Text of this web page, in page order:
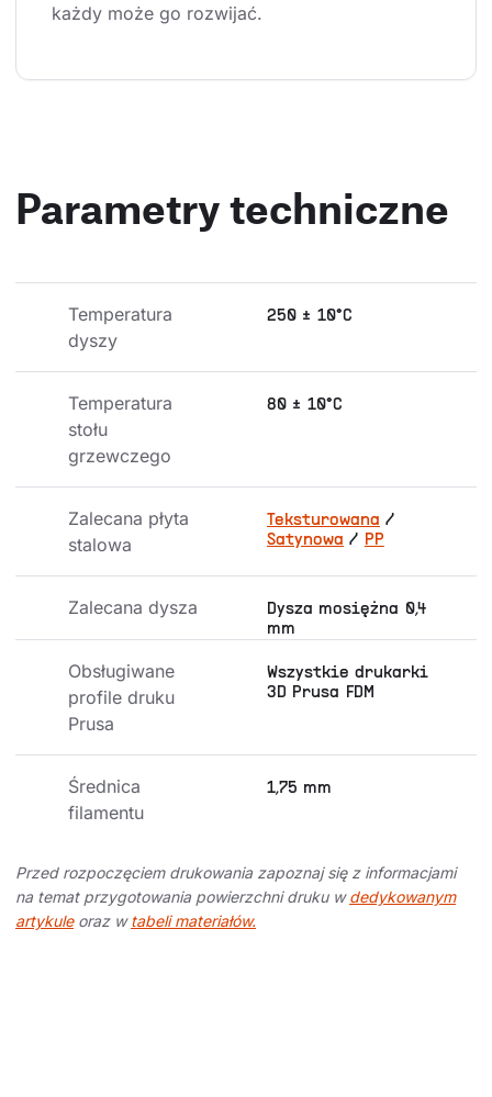
każdy może go rozwijać.
Parametry techniczne
Temperatura
dyszy
250 ± 10°C
Temperatura
stołu
grzewczego
80 ± 10°C
Zalecana płyta
stalowa
Teksturowana /
Satynowa / PP
Zalecana dysza
Dysza mosiężna 0,4
mm
Obsługiwane
profile druku
Prusa
Wszystkie drukarki
3D Prusa FDM
Średnica
filamentu
1,75 mm
Przed rozpoczęciem drukowania zapoznaj się z informacjami
na temat przygotowania powierzchni druku wdedykowanym
artykuleoraz wtabeli materiałów.